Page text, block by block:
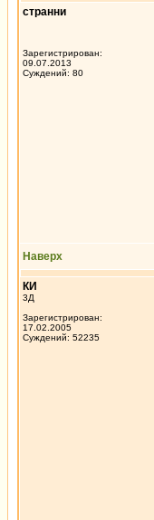
странни
Зарегистрирован:
09.07.2013
Суждений: 80
Наверх
КИ
3Д
Зарегистрирован:
17.02.2005
Суждений: 52235